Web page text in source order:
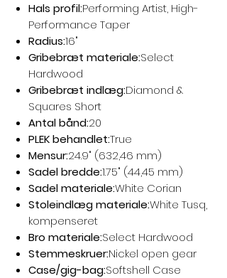
Hals profil:Performing Artist, High-
Performance Taper
Radius:16"
Gribebræt materiale:Select
Hardwood
Gribebræt indlæg:Diamond &
Squares Short
Antal bånd:20
PLEK behandlet:True
Mensur:24.9" (632,46 mm)
Sadel bredde:1.75" (44,45 mm)
Sadel materiale:White Corian
Stoleindlæg materiale:White Tusq,
kompenseret
Bro materiale:Select Hardwood
Stemmeskruer:Nickel open gear
Case/gig-bag:Softshell Case